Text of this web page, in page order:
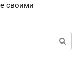
своими